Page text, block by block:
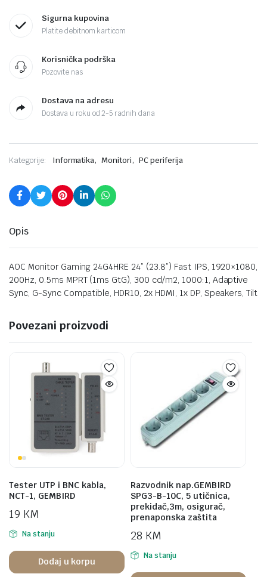
Sigurna kupovina
Platite debitnom karticom
Korisnička podrška
Pozovite nas
Dostava na adresu
Dostava u roku od 2-5 radnih dana
Kategorije: Informatika, Monitori, PC periferija
Opis
AOC Monitor Gaming 24G4HRE 24” (23.8”) Fast IPS, 1920×1080,
200Hz, 0.5ms MPRT (1ms GtG), 300 cd/m2, 1000:1, Adaptive
Sync, G-Sync Compatible, HDR10, 2x HDMI, 1x DP, Speakers, Tilt
Povezani proizvodi
Tester UTP i BNC kabla,
NCT-1, GEMBIRD
19 KM
Na stanju
Dodaj u korpu
Razvodnik nap.GEMBIRD
SPG3-B-10C, 5 utičnica,
prekidač,3m, osigurač,
prenaponska zaštita
28 KM
Na stanju